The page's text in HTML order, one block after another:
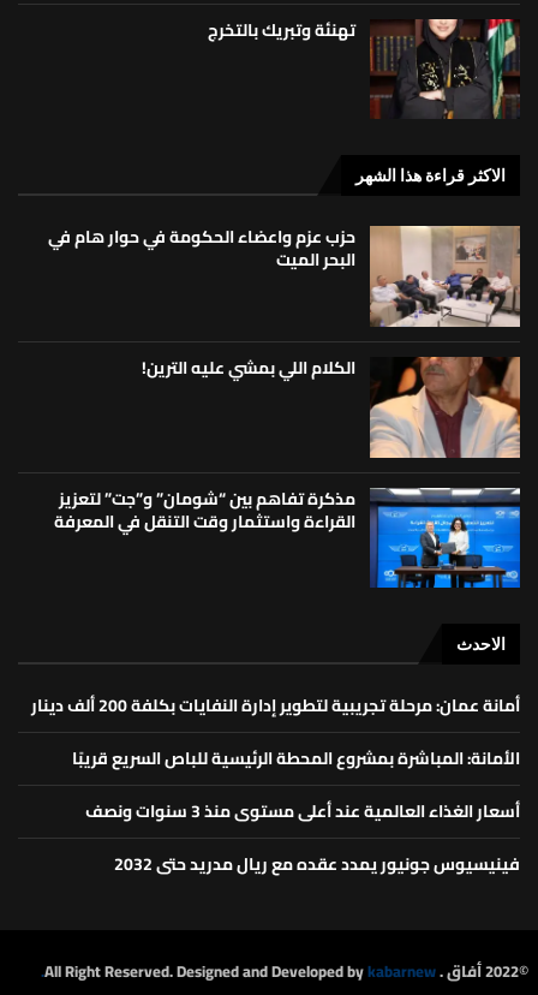
تهنئة وتبريك بالتخرج
الاكثر قراءة هذا الشهر
حزب عزم واعضاء الحكومة في حوار هام في
البحر الميت
الكلام اللي بمشي عليه الترين!
مذكرة تفاهم بين “شومان” و”جت” لتعزيز
القراءة واستثمار وقت التنقل في المعرفة
الاحدث
أمانة عمان: مرحلة تجريبية لتطوير إدارة النفايات بكلفة 200 ألف دينار
الأمانة: المباشرة بمشروع المحطة الرئيسية للباص السريع قريبًا
أسعار الغذاء العالمية عند أعلى مستوى منذ 3 سنوات ونصف
فينيسيوس جونيور يمدد عقده مع ريال مدريد حتى 2032
©2022 أفاق . All Right Reserved. Designed and Developed by kabarnew.